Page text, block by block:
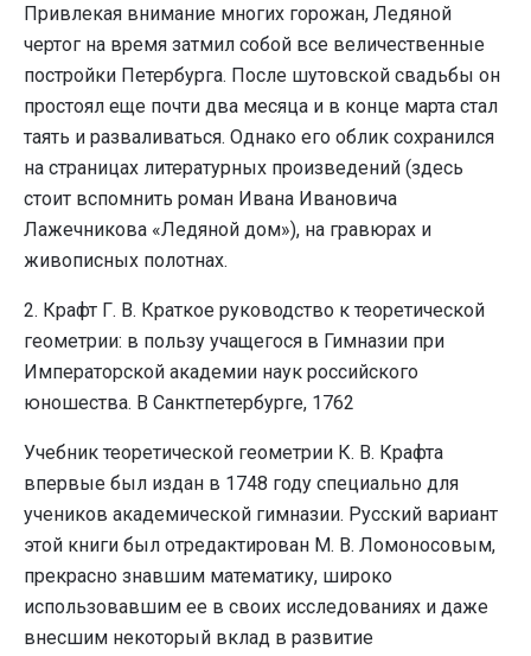
Привлекая внимание многих горожан, Ледяной
чертог на время затмил собой все величественные
постройки Петербурга. После шутовской свадьбы он
простоял еще почти два месяца и в конце марта стал
таять и разваливаться. Однако его облик сохранился
на страницах литературных произведений (здесь
стоит вспомнить роман Ивана Ивановича
Лажечникова «Ледяной дом»), на гравюрах и
живописных полотнах.
2. Крафт Г. В. Краткое руководство к теоретической
геометрии: в пользу учащегося в Гимназии при
Императорской академии наук российского
юношества. В Санктпетербурге, 1762
Учебник теоретической геометрии К. В. Крафта
впервые был издан в 1748 году специально для
учеников академической гимназии. Русский вариант
этой книги был отредактирован М. В. Ломоносовым,
прекрасно знавшим математику, широко
использовавшим ее в своих исследованиях и даже
внесшим некоторый вклад в развитие